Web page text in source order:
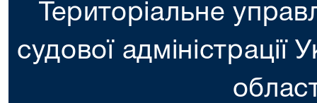
Територіальне
судової адміністрації